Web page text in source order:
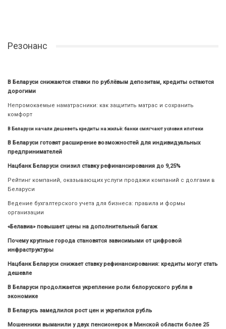
Резонанс
В Беларуси снижаются ставки по рублёвым депозитам, кредиты остаются
дорогими
Непромокаемые наматрасники: как защитить матрас и сохранить
комфорт
В Беларуси начали дешеветь кредиты на жильё: банки смягчают условия ипотеки
В Беларуси готовят расширение возможностей для индивидуальных
предпринимателей
Нацбанк Беларуси снизил ставку рефинансирования до 9,25%
Рейтинг компаний, оказывающих услуги продажи компаний с долгами в
Беларуси
Ведение бухгалтерского учета для бизнеса: правила и формы
организации
«Белавиа» повышает цены на дополнительный багаж
Почему крупные города становятся зависимыми от цифровой
инфраструктуры
Нацбанк Беларуси снижает ставку рефинансирования: кредиты могут стать
дешевле
В Беларуси продолжается укрепление роли белорусского рубля в
экономике
В Беларусь замедлился рост цен и укрепился рубль
Мошенники выманили у двух пенсионерок в Минской области более 25